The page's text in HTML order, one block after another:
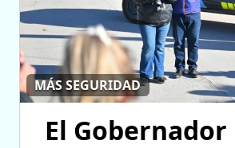
MÁS SEGURIDAD
El Gobernador